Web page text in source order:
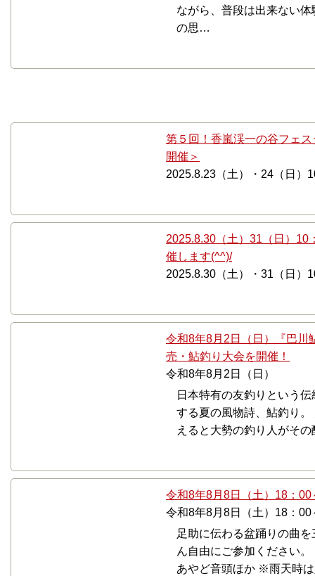
ながら、普段は出来ない
の思…
第５回！香嵐渓一の谷フェ
開催＞
2025.8.23（土）・24（日）
2025.8.30（土）31（日）10
催します(^^)/
2025.8.30（土）・31（日）
令和8年8月2日（日）『巴川
売・鮎釣り大会を開催！
令和8年8月2日（日）
日本特有の友釣りという
する夏の風物詩、鮎釣り
えると大勢の釣り人がそ
令和8年8月8日（土）18：
令和8年8月8日（土）18：00
足助に伝わる盆踊りの曲
ん自由にご参加ください
あやど音頭ほか ※雨天時